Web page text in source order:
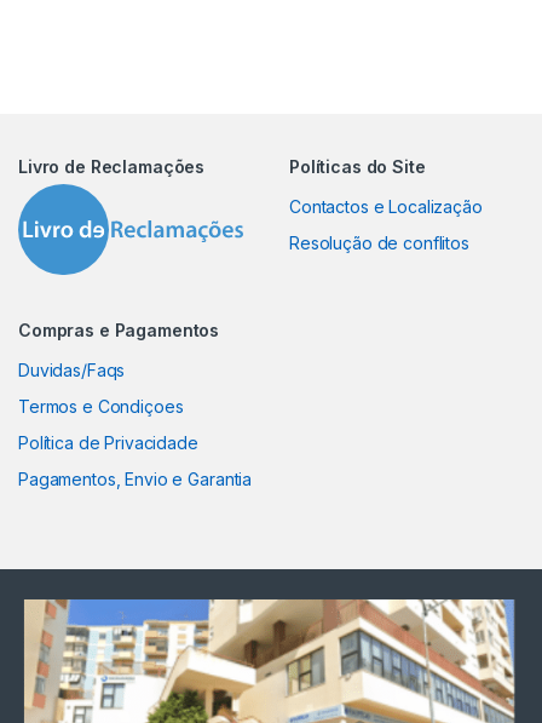
Livro de Reclamações
Políticas do Site
Contactos e Localização
Resolução de conflitos
Compras e Pagamentos
Duvidas/Faqs
Termos e Condiçoes
Política de Privacidade
Pagamentos, Envio e Garantia